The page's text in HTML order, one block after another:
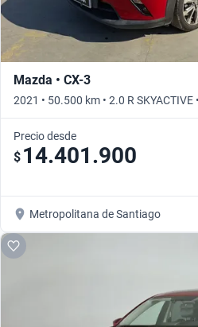
Mazda • CX-3
2021 • 50.500 km • 2.0 R SKYACTIVE
Precio desde
$ 14.401.900
Metropolitana de Santiago